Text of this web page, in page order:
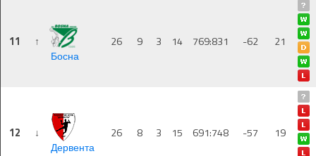
11
↑
Босна
26 9 3 14 769:831 -62 21
12
↓
Дервента
26 8 3 15 691:748 -57 19